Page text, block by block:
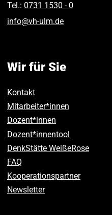
Tel.: 0731 1530 ‑ 0
info@vh-ulm.de
Wir für Sie
Kontakt
Mitarbeiter*innen
Dozent*innen
Dozent*innentool
DenkStätte WeißeRose
FAQ
Kooperationspartner
Newsletter